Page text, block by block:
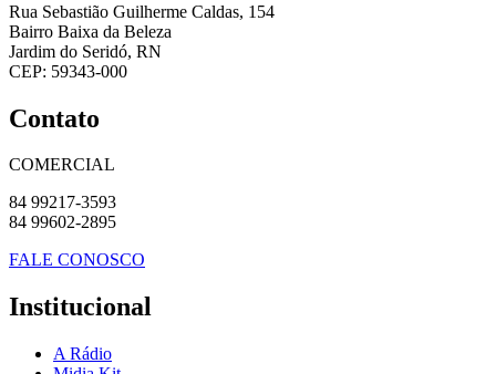
Rua Sebastião Guilherme Caldas, 154
Bairro Baixa da Beleza
Jardim do Seridó, RN
CEP: 59343-000
Contato
COMERCIAL
84 99217-3593
84 99602-2895
FALE CONOSCO
Institucional
A Rádio